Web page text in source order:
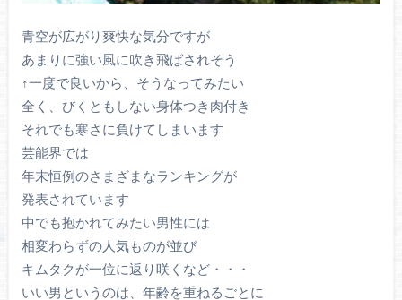
青空が広がり爽快な気分ですが
あまりに強い風に吹き飛ばされそう
↑一度で良いから、そうなってみたい
全く、びくともしない身体つき肉付き
それでも寒さに負けてしまいます
芸能界では
年末恒例のさまざまなランキングが
発表されています
中でも抱かれてみたい男性には
相変わらずの人気ものが並び
キムタクが一位に返り咲くなど・・・
いい男というのは、年齢を重ねるごとに